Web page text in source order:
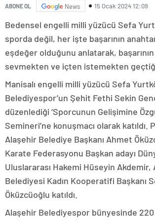
ABONE OL News 15 Ocak 2024 12:09
Bedensel engelli milli yüzücü Sefa
sporda değil, her işte başarının
eşdeğer olduğunu anlatarak, başarının
sevmekten ve içten istemekten
Manisalı engelli milli yüzücü Sefa
Belediyespor’un Şehit Fethi Sekin
düzenlediği ‘Sporcunun Gelişimine
Semineri’ne konuşmacı olarak katıldı.
Alaşehir Belediye Başkanı Ahmet
Karate Federasyonu Başkan adayı
Uluslararası Hakemi Hüseyin Akdemir,
Belediyesi Kadın Kooperatifi Başkanı
Öküzcüoğlu katıldı.
Alaşehir Belediyespor bünyesinde